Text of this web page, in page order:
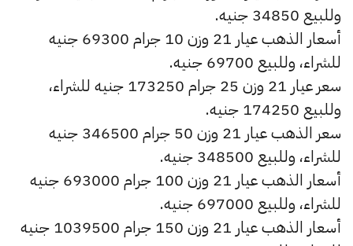
وللبيع 34850 جنيه.
أسعار الذهب عيار 21 وزن 10 جرام 69300 جنيه
للشراء، وللبيع 69700 جنيه.
سعر عيار 21 وزن 25 جرام 173250 جنيه للشراء،
وللبيع 174250 جنيه.
سعر الذهب عيار 21 وزن 50 جرام 346500 جنيه
للشراء، وللبيع 348500 جنيه.
أسعار الذهب عيار 21 وزن 100 جرام 693000 جنيه
للشراء، وللبيع 697000 جنيه.
أسعار الذهب عيار 21 وزن 150 جرام 1039500 جنيه